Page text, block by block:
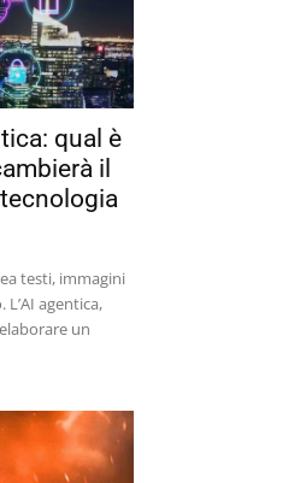
qual è
il
testi, immagini
agentica,
un